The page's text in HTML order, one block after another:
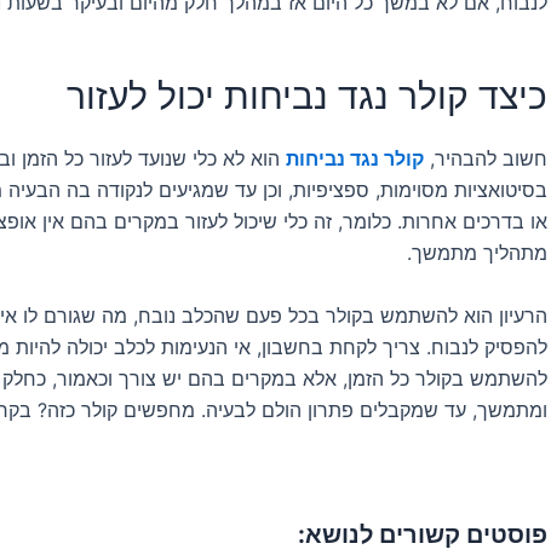
כיצד קולר נגד נביחות יכול לעזור
חשוב להבהיר, קולר נגד נביחות הוא לא כלי שנועד לעזור כל הזמן
בסיטואציות מסוימות, ספציפיות, וכן עד שמגיעים לנקודה בה
או בדרכים אחרות. כלומר, זה כלי שיכול לעזור במקרים בהם אין
מתהליך מתמשך.
הרעיון הוא להשתמש בקולר בכל פעם שהכלב נובח, מה שגורם לו אי
להפסיק לנבוח. צריך לקחת בחשבון, אי הנעימות לכלב יכולה להיות
להשתמש בקולר כל הזמן, אלא במקרים בהם יש צורך וכאמור, כחלק
ומתמשך, עד שמקבלים פתרון הולם לבעיה. מחפשים קולר כזה?
פוסטים קשורים לנושא: